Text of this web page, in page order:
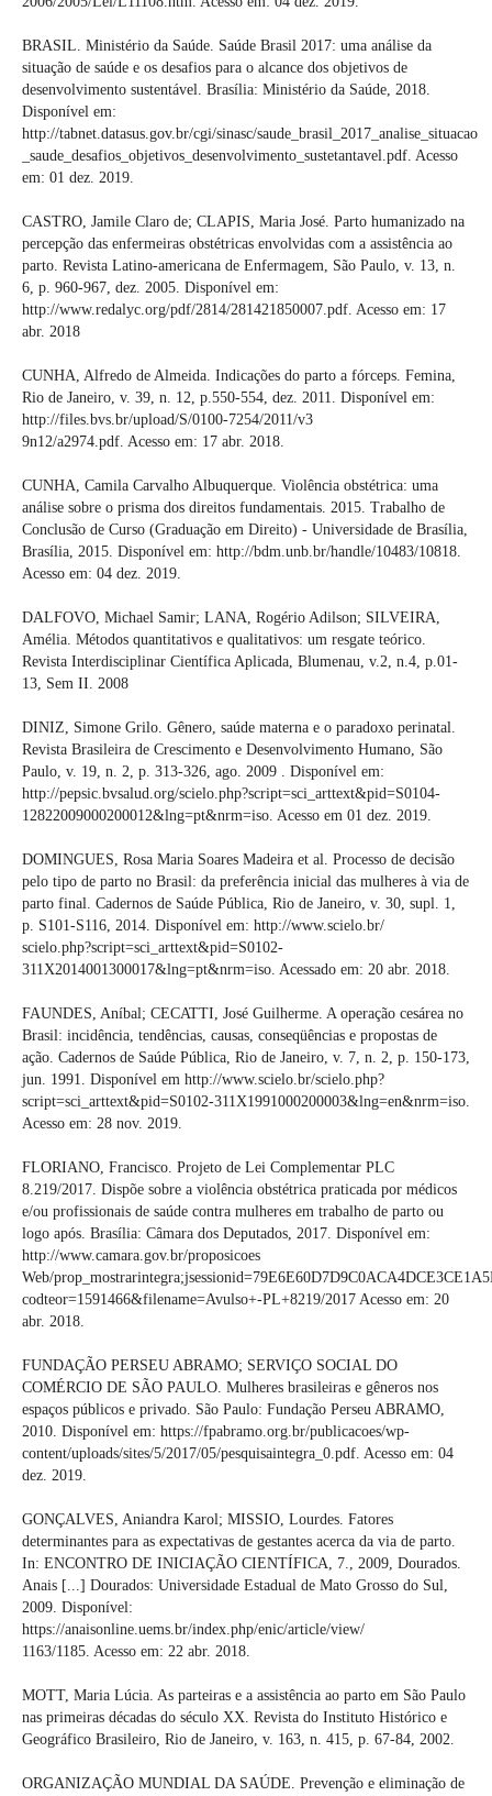
BRASIL. Ministério da Saúde. Saúde Brasil 2017: uma análise da
situação de saúde e os desafios para o alcance dos objetivos de
desenvolvimento sustentável. Brasília: Ministério da Saúde, 2018.
Disponível em:
http://tabnet.datasus.gov.br/cgi/sinasc/saude_brasil_2017_analise_situacao
_saude_desafios_objetivos_desenvolvimento_sustetantavel.pdf. Acesso
em: 01 dez. 2019.
CASTRO, Jamile Claro de; CLAPIS, Maria José. Parto humanizado na
percepção das enfermeiras obstétricas envolvidas com a assistência ao
parto. Revista Latino-americana de Enfermagem, São Paulo, v. 13, n.
6, p. 960-967, dez. 2005. Disponível em:
http://www.redalyc.org/pdf/2814/281421850007.pdf. Acesso em: 17
abr. 2018
CUNHA, Alfredo de Almeida. Indicações do parto a fórceps. Femina,
Rio de Janeiro, v. 39, n. 12, p.550-554, dez. 2011. Disponível em:
http://files.bvs.br/upload/S/0100-7254/2011/v3
9n12/a2974.pdf. Acesso em: 17 abr. 2018.
CUNHA, Camila Carvalho Albuquerque. Violência obstétrica: uma
análise sobre o prisma dos direitos fundamentais. 2015. Trabalho de
Conclusão de Curso (Graduação em Direito) - Universidade de Brasília,
Brasília, 2015. Disponível em: http://bdm.unb.br/handle/10483/10818.
Acesso em: 04 dez. 2019.
DALFOVO, Michael Samir; LANA, Rogério Adilson; SILVEIRA,
Amélia. Métodos quantitativos e qualitativos: um resgate teórico.
Revista Interdisciplinar Científica Aplicada, Blumenau, v.2, n.4, p.01-
13, Sem II. 2008
DINIZ, Simone Grilo. Gênero, saúde materna e o paradoxo perinatal.
Revista Brasileira de Crescimento e Desenvolvimento Humano, São
Paulo, v. 19, n. 2, p. 313-326, ago. 2009 . Disponível em:
http://pepsic.bvsalud.org/scielo.php?script=sci_arttext&pid=S0104-
12822009000200012&lng=pt&nrm=iso. Acesso em 01 dez. 2019.
DOMINGUES, Rosa Maria Soares Madeira et al. Processo de decisão
pelo tipo de parto no Brasil: da preferência inicial das mulheres à via de
parto final. Cadernos de Saúde Pública, Rio de Janeiro, v. 30, supl. 1,
p. S101-S116, 2014. Disponível em: http://www.scielo.br/
scielo.php?script=sci_arttext&pid=S0102-
311X2014001300017&lng=pt&nrm=iso. Acessado em: 20 abr. 2018.
FAUNDES, Aníbal; CECATTI, José Guilherme. A operação cesárea no
Brasil: incidência, tendências, causas, conseqüências e propostas de
ação. Cadernos de Saúde Pública, Rio de Janeiro, v. 7, n. 2, p. 150-173,
jun. 1991. Disponível em http://www.scielo.br/scielo.php?
script=sci_arttext&pid=S0102-311X1991000200003&lng=en&nrm=iso.
Acesso em: 28 nov. 2019.
FLORIANO, Francisco. Projeto de Lei Complementar PLC
8.219/2017. Dispõe sobre a violência obstétrica praticada por médicos
e/ou profissionais de saúde contra mulheres em trabalho de parto ou
logo após. Brasília: Câmara dos Deputados, 2017. Disponível em:
http://www.camara.gov.br/proposicoes
Web/
codteor=1591466&filename=Avulso+-PL+8219/2017 Acesso em: 20
abr. 2018.
FUNDAÇÃO PERSEU ABRAMO; SERVIÇO SOCIAL DO
COMÉRCIO DE SÃO PAULO. Mulheres brasileiras e gêneros nos
espaços públicos e privado. São Paulo: Fundação Perseu ABRAMO,
2010. Disponível em: https://fpabramo.org.br/publicacoes/wp-
content/uploads/sites/5/2017/05/pesquisaintegra_0.pdf. Acesso em: 04
dez. 2019.
GONÇALVES, Aniandra Karol; MISSIO, Lourdes. Fatores
determinantes para as expectativas de gestantes acerca da via de parto.
In: ENCONTRO DE INICIAÇÃO CIENTÍFICA, 7., 2009, Dourados.
Anais [...] Dourados: Universidade Estadual de Mato Grosso do Sul,
2009. Disponível:
https://anaisonline.uems.br/index.php/enic/article/view/
1163/1185. Acesso em: 22 abr. 2018.
MOTT, Maria Lúcia. As parteiras e a assistência ao parto em São Paulo
nas primeiras décadas do século XX. Revista do Instituto Histórico e
Geográfico Brasileiro, Rio de Janeiro, v. 163, n. 415, p. 67-84, 2002.
ORGANIZAÇÃO MUNDIAL DA SAÚDE. Prevenção e eliminação de